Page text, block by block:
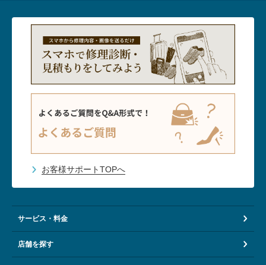
お客様サポートTOPへ
サービス・料金
店舗を探す